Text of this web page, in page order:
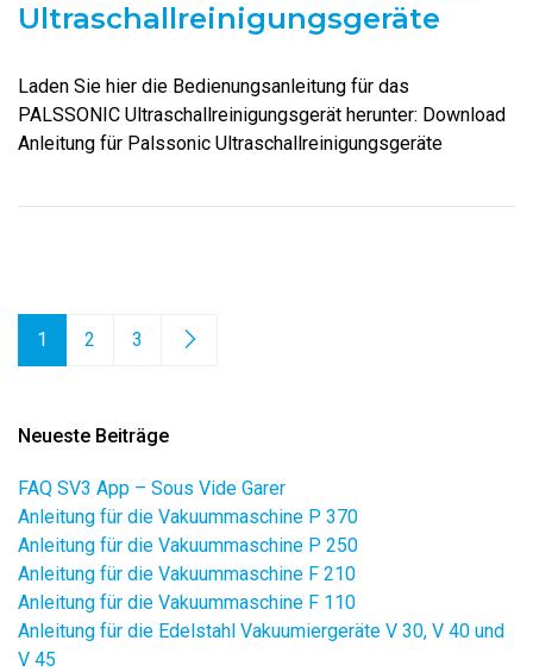
Ultraschallreinigungsgeräte
Laden Sie hier die Bedienungsanleitung für das
PALSSONIC Ultraschallreinigungsgerät herunter: Download
Anleitung für Palssonic Ultraschallreinigungsgeräte
1 2 3
Neueste Beiträge
FAQ SV3 App – Sous Vide Garer
Anleitung für die Vakuummaschine P 370
Anleitung für die Vakuummaschine P 250
Anleitung für die Vakuummaschine F 210
Anleitung für die Vakuummaschine F 110
Anleitung für die Edelstahl Vakuumiergeräte V 30, V 40 und
V 45